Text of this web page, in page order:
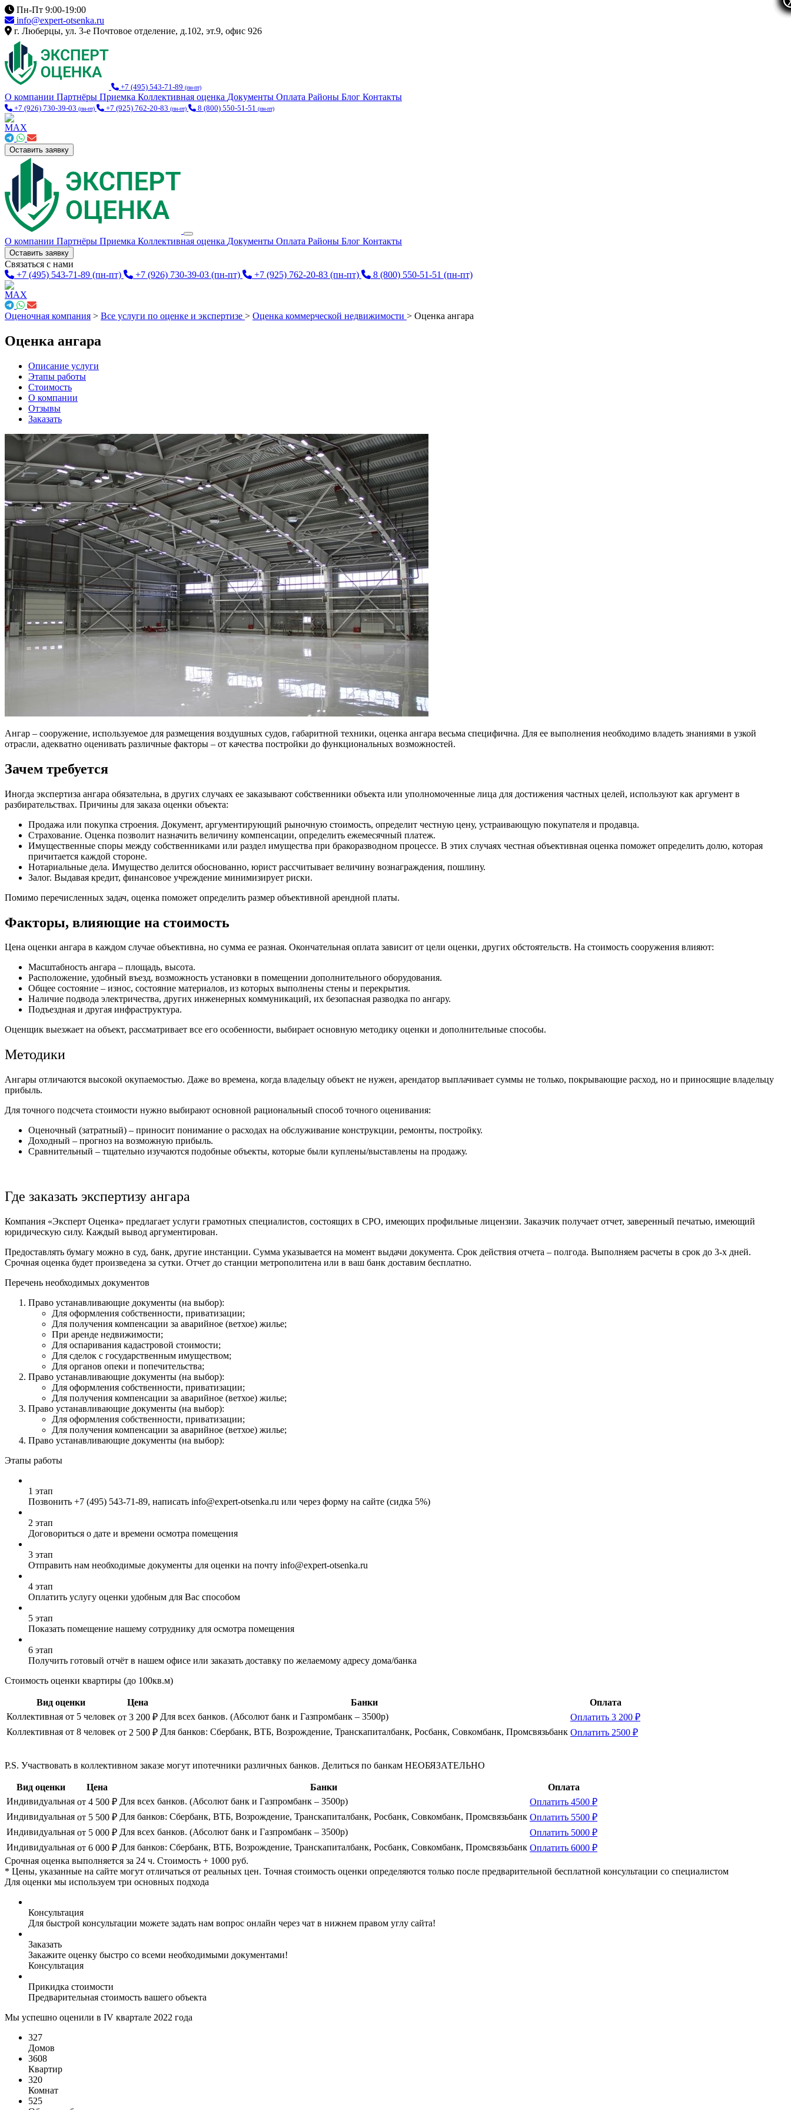
Пн-Пт 9:00-19:00
info@expert-otsenka.ru
г. Люберцы, ул. 3-е Почтовое отделение, д.102, эт.9, офис 926
+7 (495) 543-71-89 (пн-пт)
О компании Партнёры Приемка Коллективная оценка Документы Оплата Районы Блог Контакты
+7 (926) 730-39-03 (пн-пт) +7 (925) 762-20-83 (пн-пт) 8 (800) 550-51-51 (пн-пт)
Оставить заявку
О компании Партнёры Приемка Коллективная оценка Документы Оплата Районы Блог Контакты
Оставить заявку
Связаться с нами
+7 (495) 543-71-89 (пн-пт) +7 (926) 730-39-03 (пн-пт) +7 (925) 762-20-83 (пн-пт) 8 (800) 550-51-51 (пн-пт)
Оценочная компания > Все услуги по оценке и экспертизе > Оценка коммерческой недвижимости > Оценка ангара
Оценка ангара
Описание услуги
Этапы работы
Стоимость
О компании
Отзывы
Заказать
Ангар – сооружение, используемое для размещения воздушных судов, габаритной техники, оценка ангара весьма специфична. Для ее выполнения необходимо владеть знаниями в узкой
отрасли, адекватно оценивать различные факторы – от качества постройки до функциональных возможностей.
Зачем требуется
Иногда экспертиза ангара обязательна, в других случаях ее заказывают собственники объекта или уполномоченные лица для достижения частных целей, используют как аргумент в
разбирательствах. Причины для заказа оценки объекта:
Продажа или покупка строения. Документ, аргументирующий рыночную стоимость, определит честную цену, устраивающую покупателя и продавца.
Страхование. Оценка позволит назначить величину компенсации, определить ежемесячный платеж.
Имущественные споры между собственниками или раздел имущества при бракоразводном процессе. В этих случаях честная объективная оценка поможет определить долю, которая
причитается каждой стороне.
Нотариальные дела. Имущество делится обоснованно, юрист рассчитывает величину вознаграждения, пошлину.
Залог. Выдавая кредит, финансовое учреждение минимизирует риски.
Помимо перечисленных задач, оценка поможет определить размер объективной арендной платы.
Факторы, влияющие на стоимость
Цена оценки ангара в каждом случае объективна, но сумма ее разная. Окончательная оплата зависит от цели оценки, других обстоятельств. На стоимость сооружения влияют:
Масштабность ангара – площадь, высота.
Расположение, удобный въезд, возможность установки в помещении дополнительного оборудования.
Общее состояние – износ, состояние материалов, из которых выполнены стены и перекрытия.
Наличие подвода электричества, других инженерных коммуникаций, их безопасная разводка по ангару.
Подъездная и другая инфраструктура.
Оценщик выезжает на объект, рассматривает все его особенности, выбирает основную методику оценки и дополнительные способы.
Методики
Ангары отличаются высокой окупаемостью. Даже во времена, когда владельцу объект не нужен, арендатор выплачивает суммы не только, покрывающие расход, но и приносящие владельцу
прибыль.
Для точного подсчета стоимости нужно выбирают основной рациональный способ точного оценивания:
Оценочный (затратный) – приносит понимание о расходах на обслуживание конструкции, ремонты, постройку.
Доходный – прогноз на возможную прибыль.
Сравнительный – тщательно изучаются подобные объекты, которые были куплены/выставлены на продажу.
Где заказать экспертизу ангара
Компания «Эксперт Оценка» предлагает услуги грамотных специалистов, состоящих в СРО, имеющих профильные лицензии. Заказчик получает отчет, заверенный печатью, имеющий
юридическую силу. Каждый вывод аргументирован.
Предоставлять бумагу можно в суд, банк, другие инстанции. Сумма указывается на момент выдачи документа. Срок действия отчета – полгода. Выполняем расчеты в срок до 3-х дней.
Срочная оценка будет произведена за сутки. Отчет до станции метрополитена или в ваш банк доставим бесплатно.
Перечень необходимых документов
Право устанавливающие документы (на выбор):
Для оформления собственности, приватизации;
Для получения компенсации за аварийное (ветхое) жилье;
При аренде недвижимости;
Для оспаривания кадастровой стоимости;
Для сделок с государственным имуществом;
Для органов опеки и попечительства;
Право устанавливающие документы (на выбор):
Для оформления собственности, приватизации;
Для получения компенсации за аварийное (ветхое) жилье;
Право устанавливающие документы (на выбор):
Для оформления собственности, приватизации;
Для получения компенсации за аварийное (ветхое) жилье;
Право устанавливающие документы (на выбор):
Этапы работы
1 этап
Позвонить +7 (495) 543-71-89, написать info@expert-otsenka.ru или через форму на сайте (сидка 5%)
2 этап
Договориться о дате и времени осмотра помещения
3 этап
Отправить нам необходимые документы для оценки на почту info@expert-otsenka.ru
4 этап
Оплатить услугу оценки удобным для Вас способом
5 этап
Показать помещение нашему сотруднику для осмотра помещения
6 этап
Получить готовый отчёт в нашем офисе или заказать доставку по желаемому адресу дома/банка
Стоимость оценки квартиры (до 100кв.м)
Вид оценки Цена Банки
Оплата
Коллективная от 5 человек от 3 200 ₽ Для всех банков. (Абсолют банк и Газпромбанк – 3500р)
Оплатить 3 200 ₽
Коллективная от 8 человек от 2 500 ₽ Для банков: Сбербанк, ВТБ, Возрождение, Транскапиталбанк, Росбанк, Совкомбанк, Промсвязьбанк Оплатить 2500 ₽
P.S. Участвовать в коллективном заказе могут ипотечники различных банков. Делиться по банкам НЕОБЯЗАТЕЛЬНО
Вид оценки Цена Банки
Оплата
Индивидуальная от 4 500 ₽ Для всех банков. (Абсолют банк и Газпромбанк – 3500р)
Оплатить 4500 ₽
Индивидуальная от 5 500 ₽ Для банков: Сбербанк, ВТБ, Возрождение, Транскапиталбанк, Росбанк, Совкомбанк, Промсвязьбанк Оплатить 5500 ₽
Индивидуальная от 5 000 ₽ Для всех банков. (Абсолют банк и Газпромбанк – 3500р)
Оплатить 5000 ₽
Индивидуальная от 6 000 ₽ Для банков: Сбербанк, ВТБ, Возрождение, Транскапиталбанк, Росбанк, Совкомбанк, Промсвязьбанк Оплатить 6000 ₽
Срочная оценка выполняется за 24 ч. Стоимость + 1000 руб.
* Цены, указанные на сайте могут отличаться от реальных цен. Точная стоимость оценки определяются только после предварительной бесплатной консультации со специалистом
Для оценки мы используем три основных подхода
Консультация
Для быстрой консультации можете задать нам вопрос онлайн через чат в нижнем правом углу сайта!
Заказать
Закажите оценку быстро со всеми необходимыми документами!
Консультация
Прикидка стоимости
Предварительная стоимость вашего объекта
Мы успешно оценили в IV квартале 2022 года
327
Домов
3608
Квартир
320
Комнат
525